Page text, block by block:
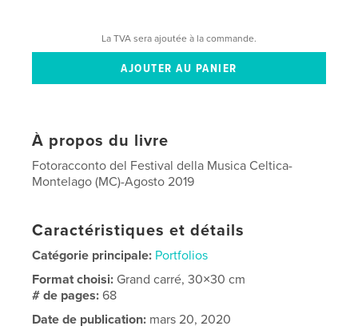
La TVA sera ajoutée à la commande.
À propos du livre
Fotoracconto del Festival della Musica Celtica-
Montelago (MC)-Agosto 2019
Caractéristiques et détails
Catégorie principale: Portfolios
Format choisi: Grand carré, 30×30 cm
# de pages:68
Date de publication: mars 20, 2020